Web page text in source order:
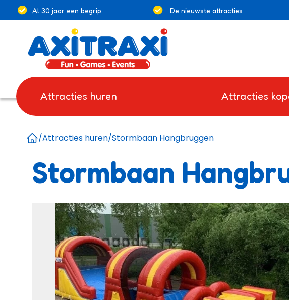
Al 30 jaar een begrip De nieuwste attracties
Attracties huren Attracties
/Attracties huren/Stormbaan Hangbruggen
Stormbaan